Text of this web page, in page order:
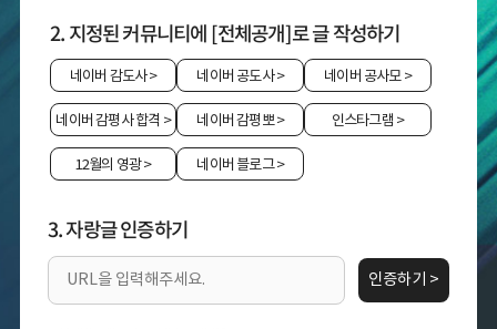
2. 지정된 커뮤니티에 [전체공개]로 글 작성하기
네이버 감도사> 네이버 공도사> 네이버 공사모>
네이버 감평사 합격 > 네이버 감평뽀> 인스타그램 >
12월의 영광> 네이버 블로그>
3. 자랑글 인증하기
인증하기 >